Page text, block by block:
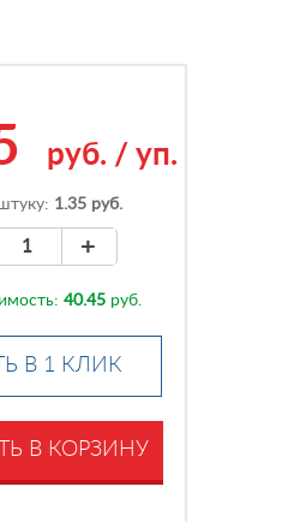
руб. / уп.
1.35 руб.
+
40.45 руб.
В 1 КЛИК
В КОРЗИНУ